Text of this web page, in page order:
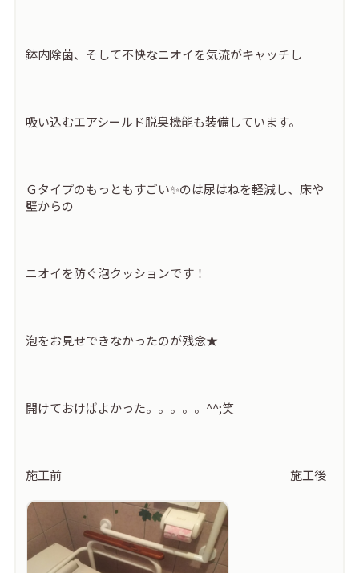
鉢内除菌、そして不快なニオイを気流がキャッチし
吸い込むエアシールド脱臭機能も装備しています。
Ｇタイプのもっともすごい✨のは尿はねを軽減し、床や
壁からの
ニオイを防ぐ泡クッションです！
泡をお見せできなかったのが残念★
開けておけばよかった。。。。。^^;笑
施工前 施工後